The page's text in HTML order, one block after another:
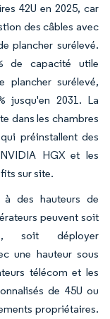
42U en 2025, car
des câbles avec
plancher surélevé.
de capacité utile
plancher surélevé,
jusqu'en 2031. La
dans les chambres
préinstallent des
HGX et les
sur site.
à des hauteurs de
peuvent soit
soit déployer
une hauteur sous
télécom et les
de 45U ou
propriétaires.